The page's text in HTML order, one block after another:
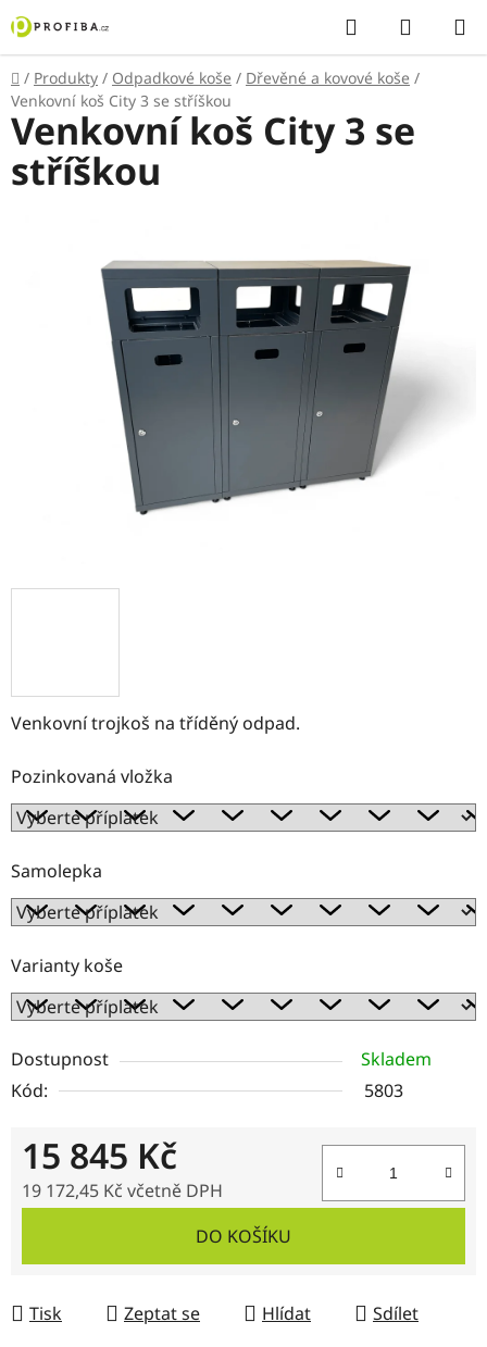
Přejít
na
obsah
Hledat
KOŠÍK
Domů
/ Produkty / Odpadkové koše / Dřevěné a kovové koše /
Venkovní koš City 3 se stříškou
Venkovní trojkoš na tříděný odpad.
Pozinkovaná vložka
Samolepka
Varianty koše
Dostupnost
Skladem
Kód:
5803
15 845 Kč
19 172,45 Kč včetně DPH
DO KOŠÍKU
Tisk Zeptat se Hlídat Sdílet
Venkovní koš City 3 se
stříškou